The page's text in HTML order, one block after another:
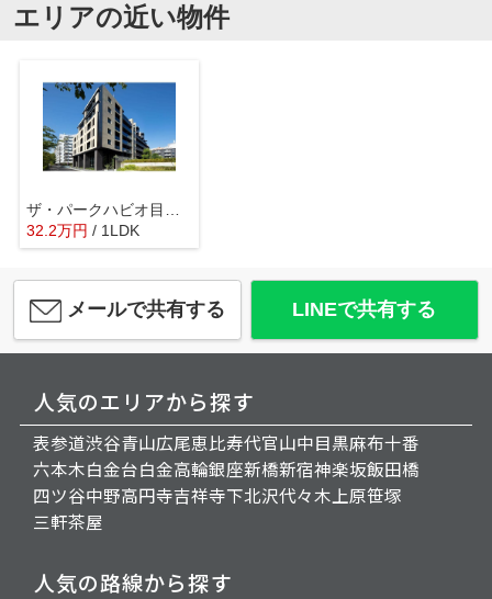
エリアの近い物件
32.2万円 / 1LDK
メールで共有する LINEで共有する
人気のエリアから探す
表参道渋谷青山広尾恵比寿代官山中目黒麻布十番
六本木白金台白金高輪銀座新橋新宿神楽坂飯田橋
四ツ谷中野高円寺吉祥寺下北沢代々木上原笹塚
三軒茶屋
人気の路線から探す